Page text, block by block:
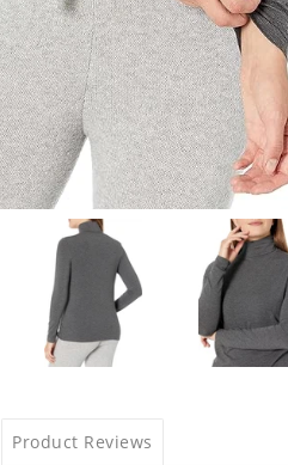
Product Reviews